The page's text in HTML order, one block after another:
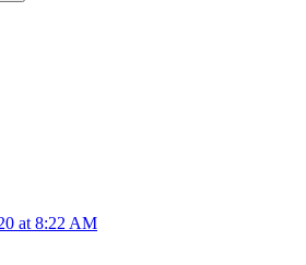
at 8:22 AM